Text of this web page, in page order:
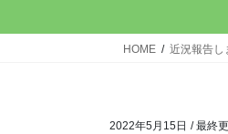
HOME 近況報告し
2022年5月15日 / 最終